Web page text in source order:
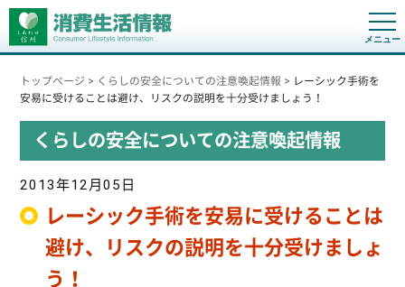
t
o
g
a
o
トップページ > くらしの安全についての注意喚起情報 > レーシック手術を
安易に受けることは避け、リスクの説明を十分受けましょう！
くらしの安全についての注意喚起情報
2013年12月05日
レーシック手術を安易に受けることは
避け、リスクの説明を十分受けましょ
う！